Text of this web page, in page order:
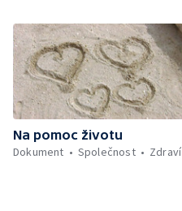
Na pomoc životu
Dokument
Společnost Zdraví